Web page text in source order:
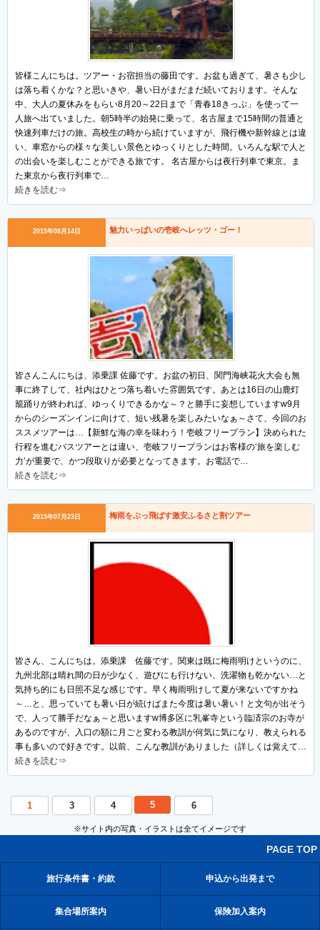
皆様こんにちは。ツアー・お宿担当の藤田です。お盆も過ぎて、暑さも少し
は落ち着くかな？と思いきや、暑い日がまだまだ続いております。そんな
中、大人の夏休みをもらい8月20～22日まで「青春18きっぷ」を使って一
人旅へ出ていました。朝5時半の始発に乗って、名古屋まで15時間の普通と
快速列車だけの旅。高校生の時から続けていますが、飛行機や新幹線とは違
い、車窓からの様々な美しい景色とゆっくりとした時間。いろんな駅で人と
の出会いを楽しむことができる旅です。 名古屋からは夜行列車で東京。ま
た東京から夜行列車で…
続きを読む⇒
2015年08月14日 魅力いっぱいの壱岐へレッツ・ゴー！
皆さんこんにちは、添乗課 佐藤です。お盆の初日、関門海峡花火大会も無
事に終了して、社内はひとつ落ち着いた雰囲気です。あとは16日の山鹿灯
籠踊りが終われば、ゆっくりできるかな～？と勝手に妄想していますw9月
からのシーズンインに向けて、短い残暑を楽しみたいなぁ～さて、今回のお
ススメツアーは…【新鮮な海の幸を味わう！壱岐フリープラン】決められた
行程を進むバスツアーとは違い、壱岐フリープランはお客様の‘旅を楽しむ
力’が重要で、かつ段取りが必要となってきます。お電話で…
続きを読む⇒
2015年07月23日 梅雨をぶっ飛ばす激安ふるさと割ツアー
皆さん、こんにちは。添乗課 佐藤です。関東は既に梅雨明けというのに、
九州北部は晴れ間の日が少なく、遊びにも行けない、洗濯物も乾かない…と
気持ち的にも日照不足な感じです。早く梅雨明けして夏が来ないですかね
～…と、思っていても暑い日が続けばまた今度は暑い暑い！と文句が出そう
で、人って勝手だなぁ～と思いますw博多区に乳峯寺という臨済宗のお寺が
あるのですが、入口の額に月ごと変わる教訓が何気に気になり、教えられる
事も多いので好きです。以前、こんな教訓がありました（詳しくは覚えて…
続きを読む⇒
1 3 4 5 6
PAGE TOP
※サイト内の写真・イラストは全てイメージです
旅行条件書・約款 申込から出発まで
集合場所案内 保険加入案内